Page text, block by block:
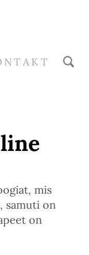
mis
samuti on
on